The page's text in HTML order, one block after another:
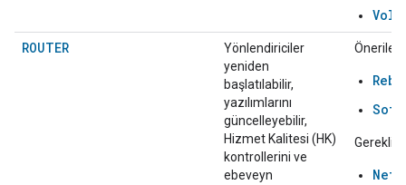
ROUTER
Yönlendiriciler
yeniden
başlatılabilir,
yazılımlarını
güncelleyebilir,
Hizmet Kalitesi (HK)
kontrollerini ve
ebeveyn
Önerilen:
Gerekli: